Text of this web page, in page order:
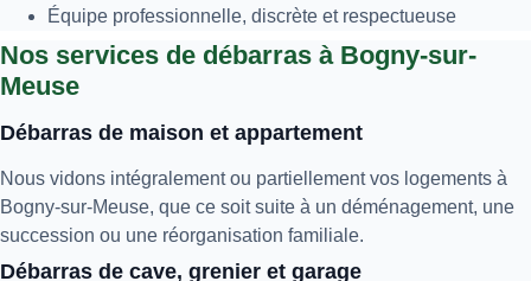
Équipe professionnelle, discrète et respectueuse
Nos services de débarras à Bogny-sur-
Meuse
Débarras de maison et appartement
Nous vidons intégralement ou partiellement vos logements à
Bogny-sur-Meuse, que ce soit suite à un déménagement, une
succession ou une réorganisation familiale.
Débarras de cave, grenier et garage